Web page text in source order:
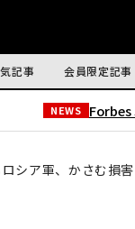
記事 会員限定記事
NEWS Forbes
シア軍、かさむ損